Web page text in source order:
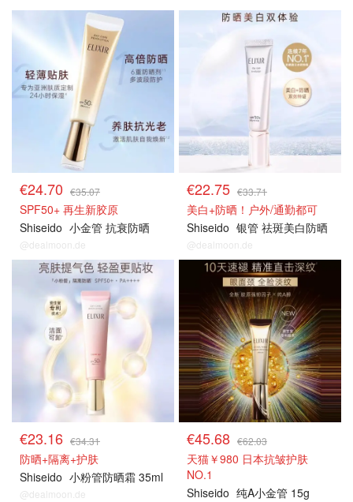
€24.70 €35.07
SPF50+ 再生新胶原
Shiseido 小金管 抗衰防晒
@dealmoon.de
€22.75 €33.71
美白+防晒！户外/通勤都可
Shiseido 银管 祛斑美白防晒
@dealmoon.de
€23.16 €34.31
防晒+隔离+护肤
Shiseido 小粉管防晒霜 35ml
@dealmoon.de
€45.68 €62.03
天猫￥980 日本抗皱护肤
NO.1
Shiseido 纯A小金管 15g